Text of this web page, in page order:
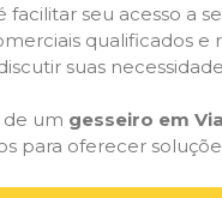
facilitar seu acesso a
qualificados
suas
de um gesseiro em
para oferecer